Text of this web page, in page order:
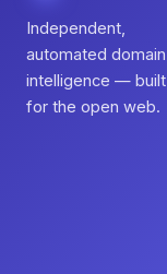
Independent,
automated domain
intelligence — built
for the open web.